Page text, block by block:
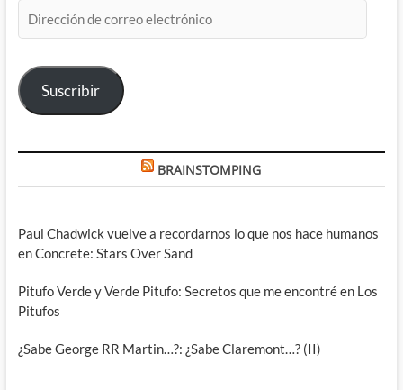
de
electrónico
Suscribir
BRAINSTOMPING
Paul Chadwick vuelve a recordarnos lo que nos hace humanos
en Concrete: Stars Over Sand
Pitufo Verde y Verde Pitufo: Secretos que me encontré en Los
Pitufos
¿Sabe George RR Martin…?: ¿Sabe Claremont…? (II)